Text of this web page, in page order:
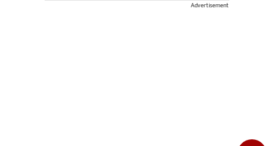
Advertisement